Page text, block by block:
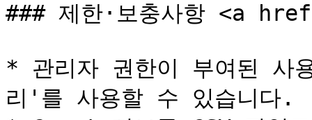
### 제한·보충사항 <a
* 관리자 권한이 부여된 사
리'를 사용할 수 있습니다.